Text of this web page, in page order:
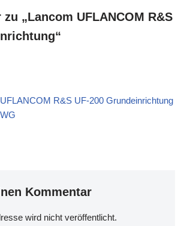
„Lancom UFLANCOM R&S
R&S UF-200 Grundeinrichtung
Kommentar
wird nicht veröffentlicht.